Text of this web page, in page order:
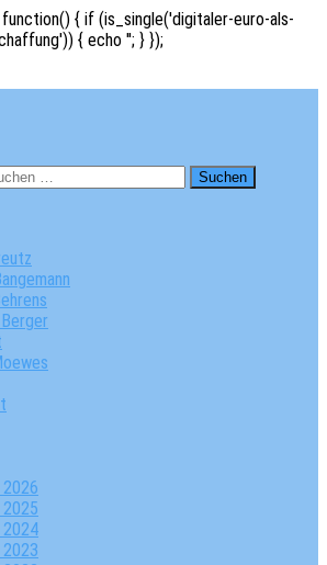
{ if (is_single('digitaler-euro-als-
{ echo ''; } });
2024